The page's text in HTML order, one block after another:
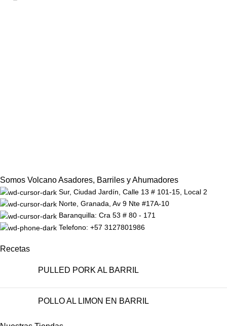
Somos Volcano Asadores, Barriles y Ahumadores
Sur, Ciudad Jardín, Calle 13 # 101-15, Local 2
Norte, Granada, Av 9 Nte #17A-10
Baranquilla: Cra 53 # 80 - 171
Telefono: +57 3127801986
Recetas
PULLED PORK AL BARRIL
POLLO AL LIMON EN BARRIL